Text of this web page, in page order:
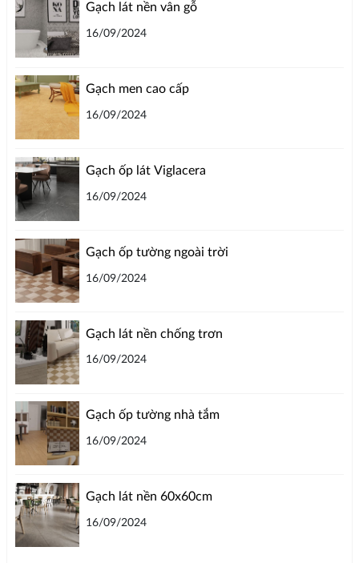
Gạch lát nền vân gỗ
16/09/2024
Gạch men cao cấp
16/09/2024
Gạch ốp lát Viglacera
16/09/2024
Gạch ốp tường ngoài trời
16/09/2024
Gạch lát nền chống trơn
16/09/2024
Gạch ốp tường nhà tắm
16/09/2024
Gạch lát nền 60x60cm
16/09/2024